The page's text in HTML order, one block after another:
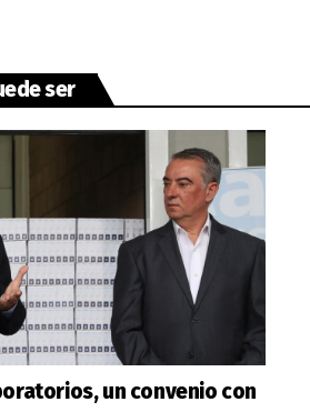
ser
un convenio con